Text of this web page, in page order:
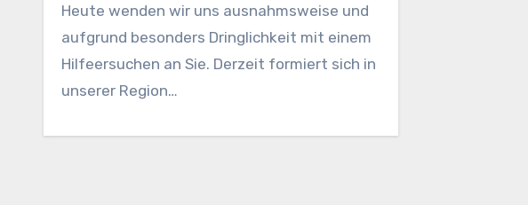
Heute wenden wir uns ausnahmsweise und
aufgrund besonders Dringlichkeit mit einem
Hilfeersuchen an Sie. Derzeit formiert sich in
unserer Region…